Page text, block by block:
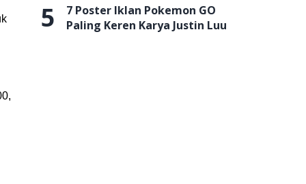
5
7 Poster Iklan Pokemon GO
Paling Keren Karya Justin Luu